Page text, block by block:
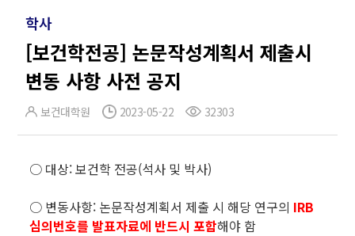
학사
[보건학전공] 논문작성계획서 제출시
변동 사항 사전 공지
보건대학원 2023-05-22 32303
○ 대상: 보건학 전공(석사 및 박사)
○ 변동사항: 논문작성계획서 제출 시 해당 연구의 IRB
심의번호를 발표자료에 반드시 포함해야 함